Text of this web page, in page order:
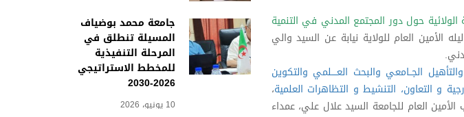
الولائية حول دور المجتمع المدني في التنمية
العام للولاية نيابة عن السيد والي
الجــامعي والبحث العــــلمي والتكوين
و التعاون، التنشيط و التظاهرات العلمية،
العام للجامعة السيد علال علي، عمداء
جامعة محمد بوضياف
المسيلة تنطلق في
المرحلة التنفيذية
للمخطط الاستراتيجي
2026-2030
10 يونيو، 2026